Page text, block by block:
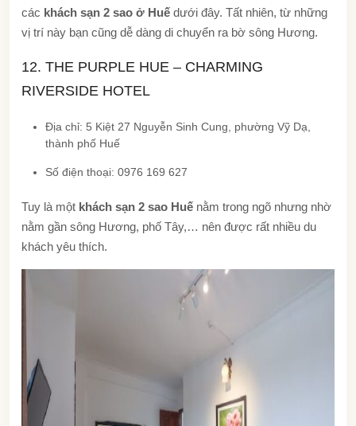
các khách sạn 2 sao ở Huế dưới đây. Tất nhiên, từ những
vị trí này bạn cũng dễ dàng di chuyển ra bờ sông Hương.
12. THE PURPLE HUE – CHARMING
RIVERSIDE HOTEL
Địa chỉ: 5 Kiệt 27 Nguyễn Sinh Cung, phường Vỹ Dạ,
thành phố Huế
Số điện thoại: 0976 169 627
Tuy là một khách sạn 2 sao Huế nằm trong ngõ nhưng nhờ
nằm gần sông Hương, phố Tây,… nên được rất nhiều du
khách yêu thích.